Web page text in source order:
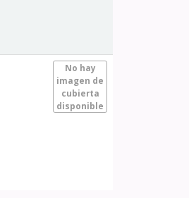
No hay
imagen de
cubierta
disponible